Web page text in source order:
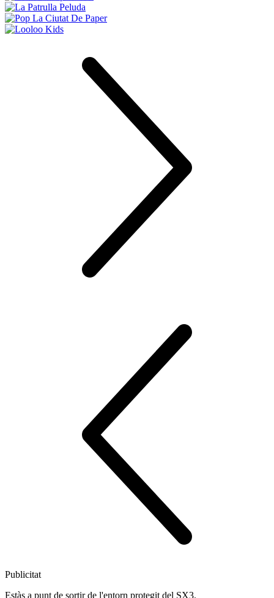
Publicitat
Estàs a punt de sortir de l'entorn protegit del SX3.